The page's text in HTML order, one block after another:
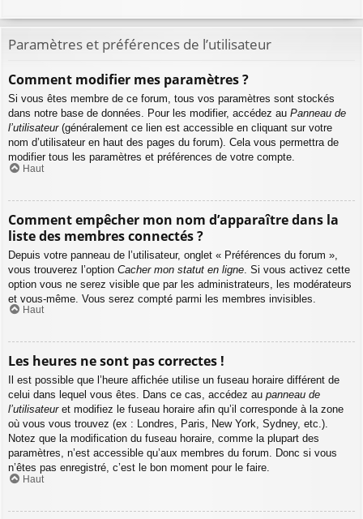
Paramètres et préférences de l’utilisateur
Comment modifier mes paramètres ?
Si vous êtes membre de ce forum, tous vos paramètres sont stockés
dans notre base de données. Pour les modifier, accédez au Panneau de
l’utilisateur(généralement ce lien est accessible en cliquant sur votre
nom d’utilisateur en haut des pages du forum). Cela vous permettra de
modifier tous les paramètres et préférences de votre compte.
Haut
Comment empêcher mon nom d’apparaître dans la
liste des membres connectés ?
Depuis votre panneau de l’utilisateur, onglet « Préférences du forum »,
vous trouverez l’option Cacher mon statut en ligne . Si vous activez cette
option vous ne serez visible que par les administrateurs, les modérateurs
et vous-même. Vous serez compté parmi les membres invisibles.
Haut
Les heures ne sont pas correctes !
Il est possible que l’heure affichée utilise un fuseau horaire différent de
celui dans lequel vous êtes. Dans ce cas, accédez au panneau de
l’utilisateuret modifiez le fuseau horaire afin qu’il corresponde à la zone
où vous vous trouvez (ex : Londres, Paris, New York, Sydney, etc.).
Notez que la modification du fuseau horaire, comme la plupart des
paramètres, n’est accessible qu’aux membres du forum. Donc si vous
n’êtes pas enregistré, c’est le bon moment pour le faire.
Haut